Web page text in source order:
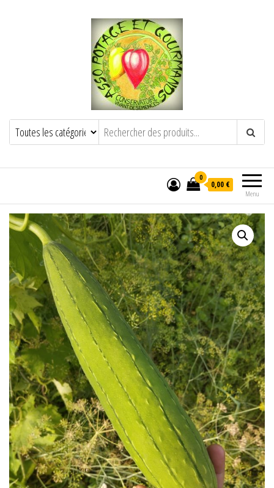
POTAGE ET GOURMANDSSemence paysanne naturelle
——————————————-
Menu
0
0,00 €